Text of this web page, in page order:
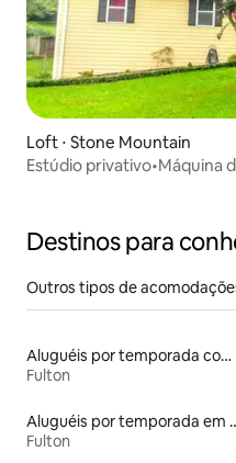
Loft ⋅ Stone Mountain
Estúdio privativo•Máquina
Destinos para
Outros tipos de
Aluguéis por temporada com sauna
Fulton
Aluguéis por
Fulton